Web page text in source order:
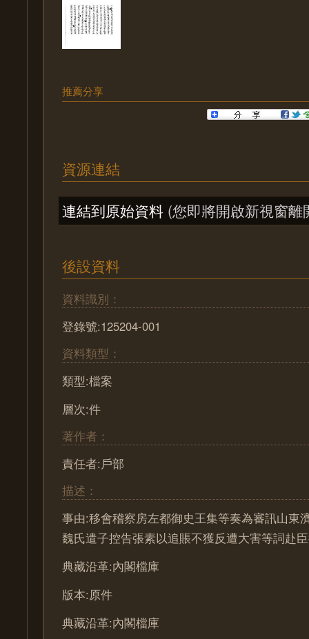
推薦分享
資源連結
連結到原始資料 (您即將開啟新視窗離
後設資料
資料識別：
登錄號:125204-001
資料類型：
類型:檔案
層次:件
著作者：
責任者:戶部
描述：
事由:移會稽察房左都御史王集等奏為審訊山東
魏氏遣子控告張素以追賬不獲反遭大害等詞赴
典藏沿革:內閣檔庫
版本:原件
典藏沿革:內閣檔庫